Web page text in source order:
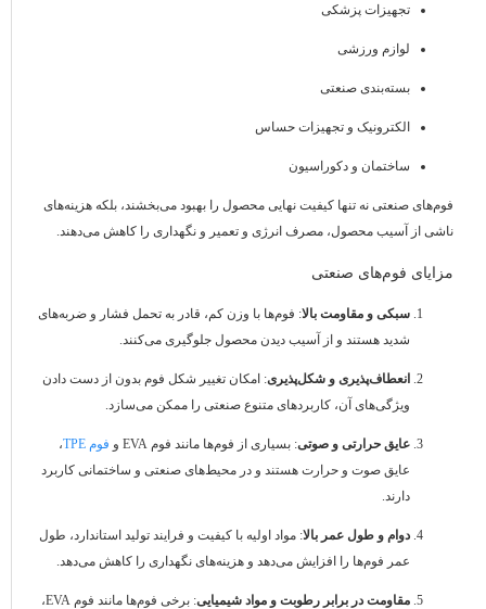
تجهیزات پزشکی
لوازم ورزشی
بسته‌بندی صنعتی
الکترونیک و تجهیزات حساس
ساختمان و دکوراسیون
فوم‌های صنعتی نه تنها کیفیت نهایی محصول را بهبود می‌بخشند، بلکه هزینه‌های
ناشی از آسیب محصول، مصرف انرژی و تعمیر و نگهداری را کاهش می‌دهند.
مزایای فوم‌های صنعتی
سبکی و مقاومت بالا: فوم‌ها با وزن کم، قادر به تحمل فشار و ضربه‌های
شدید هستند و از آسیب دیدن محصول جلوگیری می‌کنند.
انعطاف‌پذیری و شکل‌پذیری: امکان تغییر شکل فوم بدون از دست دادن
ویژگی‌های آن، کاربردهای متنوع صنعتی را ممکن می‌سازد.
عایق حرارتی و صوتی: بسیاری از فوم‌ها مانند فوم EVA و فوم TPE
،
عایق صوت و حرارت هستند و در محیط‌های صنعتی و ساختمانی کاربرد
دارند.
دوام و طول عمر بالا: مواد اولیه با کیفیت و فرایند تولید استاندارد، طول
عمر فوم‌ها را افزایش می‌دهد و هزینه‌های نگهداری را کاهش می‌دهد.
مقاومت در برابر رطوبت و مواد شیمیایی
: برخی فوم‌ها مانند فوم EVA،